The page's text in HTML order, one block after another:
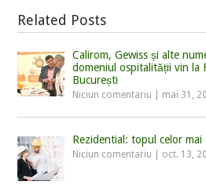
Related Posts
Calirom, Gewiss și alte
domeniul ospitalității vin la
București
Niciun comentariu mai 31,
Rezidential: topul celor
Niciun comentariu oct. 13,